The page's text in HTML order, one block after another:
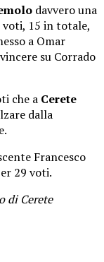
davvero una
voti, 15 in totale,
a Omar
su Corrado
che a Cerete
dalla
Francesco
29 voti.
di Cerete